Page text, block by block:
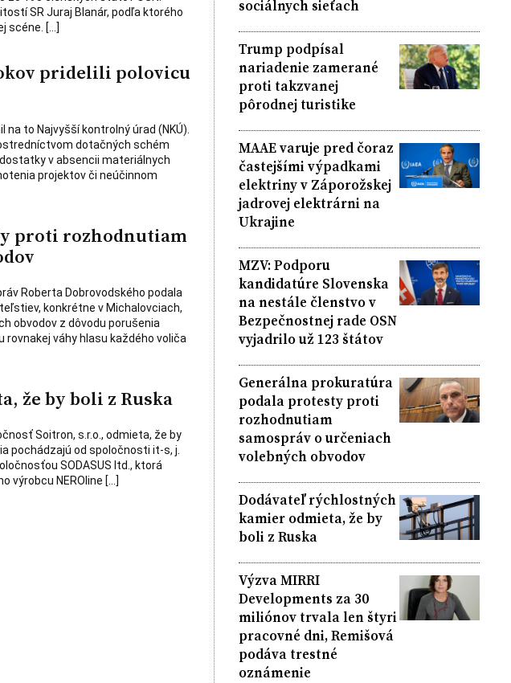
SR Juraj Blanár, podľa ktorého
scéne. […]
pridelili polovicu
to Najvyšší kontrolný úrad (NKÚ).
dotačných schém
v absencii materiálnych
projektov či neúčinnom
proti rozhodnutiam
Roberta Dobrovodského podala
konkrétne v Michalovciach,
obvodov z dôvodu porušenia
váhy hlasu každého voliča
že by boli z Ruska
Soitron, s.r.o., odmieta, že by
pochádzajú od spoločnosti it-s, j.
SODASUS ltd., ktorá
výrobcu NEROline […]
sociálnych sieťach
Trump podpísal
nariadenie zamerané
proti takzvanej
pôrodnej turistike
MAAE varuje pred čoraz
častejšími výpadkami
elektriny v Záporožskej
jadrovej elektrárni na
Ukrajine
MZV: Podporu
kandidatúre Slovenska
na nestále členstvo v
Bezpečnostnej rade OSN
vyjadrilo už 123 štátov
Generálna prokuratúra
podala protesty proti
rozhodnutiam
samospráv o určeniach
volebných obvodov
Dodávateľ rýchlostných
kamier odmieta, že by
boli z Ruska
Výzva MIRRI
Developments za 30
miliónov trvala len štyri
pracovné dni, Remišová
podáva trestné
oznámenie